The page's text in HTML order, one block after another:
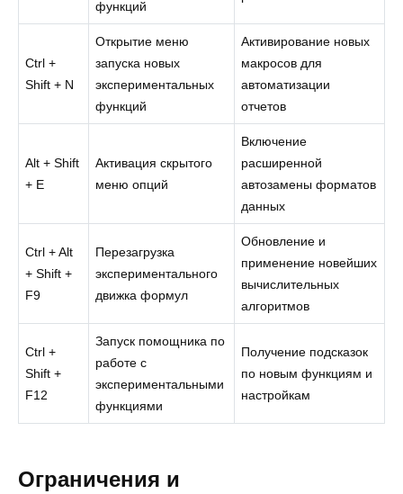
функций
Ctrl +
Shift + N
Открытие меню
запуска новых
экспериментальных
функций
Активирование новых
макросов для
автоматизации
отчетов
Alt + Shift
+ E
Активация скрытого
меню опций
Включение
расширенной
автозамены форматов
данных
Ctrl + Alt
+ Shift +
F9
Перезагрузка
экспериментального
движка формул
Обновление и
применение новейших
вычислительных
алгоритмов
Ctrl +
Shift +
F12
Запуск помощника по
работе с
экспериментальными
функциями
Получение подсказок
по новым функциям и
настройкам
Ограничения и